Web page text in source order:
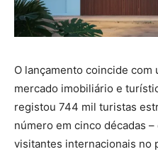
O lançamento coincide com
mercado imobiliário e
registou 744 mil turistas
número em cinco décadas
visitantes internacionais no